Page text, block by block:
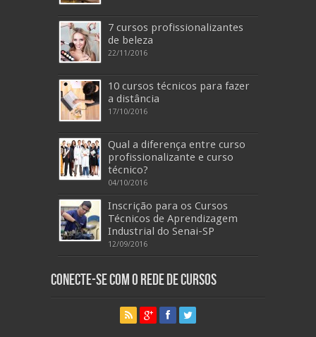
7 cursos profissionalizantes
de beleza
22/11/2016
10 cursos técnicos para fazer
a distância
17/10/2016
Qual a diferença entre curso
profissionalizante e curso
técnico?
04/10/2016
Inscrição para os Cursos
Técnicos de Aprendizagem
Industrial do Senai-SP
12/09/2016
Conecte-se com o Rede de Cursos